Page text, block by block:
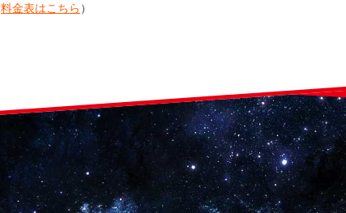
料金表はこちら ）